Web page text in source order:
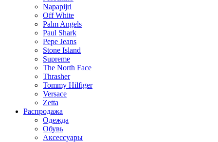
Napapijri
Off White
Palm Angels
Paul Shark
Pepe Jeans
Stone Island
Supreme
The North Face
Thrasher
Tommy Hilfiger
Versace
Zetta
Распродажа
Одежда
Обувь
Аксессуары